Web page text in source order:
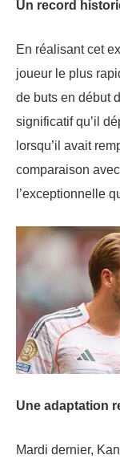
Un record
En réalisant cet
joueur le plus
de buts en début
significatif qu’il
lorsqu’il avait
comparaison
l’exceptionnelle
Une adaptation
Mardi dernier,